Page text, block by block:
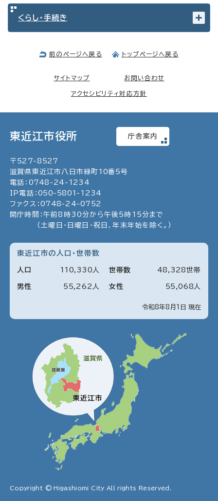
くらし・手続き
前のページへ戻る トップページへ戻る
サイトマップ お問い合わせ
アクセシビリティ対応方針
東近江市役所 庁舎案内
〒 527-8527
滋賀県東近江市八日市緑町10番5号
電話： 0748 - 24 - 1234
IP電話： 050- 5801 - 1234
ファクス： 0748- 24-0752
開庁時間：午前8時30分から午後5時15分まで
（土曜日・日曜日・祝日、年末年始を除く。）
東近江市の人口・世帯数
令和8年8月1日 現在
人口 110 330 人
男性 55 262 人 女性 55 068 人
世帯数 48 328世帯
Copyright © Higashiomi City All rights Reserved.